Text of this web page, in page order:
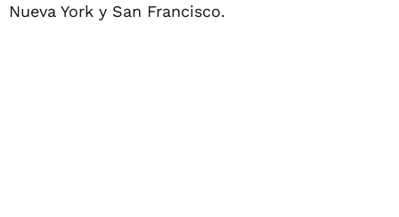
Nueva York y San Francisco.